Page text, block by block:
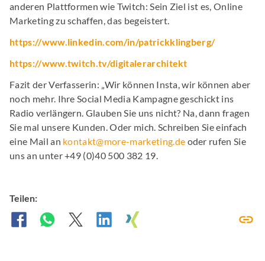
anderen Plattformen wie Twitch: Sein Ziel ist es, Online
Marketing zu schaffen, das begeistert.
https://www.linkedin.com/in/patrickklingberg/
https://www.twitch.tv/digitalerarchitekt
Fazit der Verfasserin: „Wir können Insta, wir können aber
noch mehr. Ihre Social Media Kampagne geschickt ins
Radio verlängern. Glauben Sie uns nicht? Na, dann fragen
Sie mal unsere Kunden. Oder mich. Schreiben Sie einfach
eine Mail an kontakt@more-marketing.de oder rufen Sie
uns an unter +49 (0)40 500 382 19.
Teilen: